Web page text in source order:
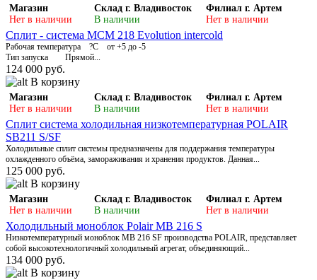
Магазин
Нет в наличии
Склад г. Владивосток
В наличии
Филиал г. Артем
Нет в наличии
Сплит - система MCM 218 Evolution intercold
Рабочая температура ?С от +5 до -5
Тип запуска Прямой...
124 000 руб.
В корзину
Магазин
Нет в наличии
Склад г. Владивосток
В наличии
Филиал г. Артем
Нет в наличии
Сплит система холодильная низкотемпературная POLAIR
SB211 S/SF
Холодильные сплит системы предназначены для поддержания температуры
охлажденного объёма, замораживания и хранения продуктов. Данная...
125 000 руб.
В корзину
Магазин
Нет в наличии
Склад г. Владивосток
В наличии
Филиал г. Артем
Нет в наличии
Холодильный моноблок Polair MB 216 S
Низкотемпературный моноблок MB 216 SF производства POLAIR, представляет
собой высокотехнологичный холодильный агрегат, объединяющий...
134 000 руб.
В корзину